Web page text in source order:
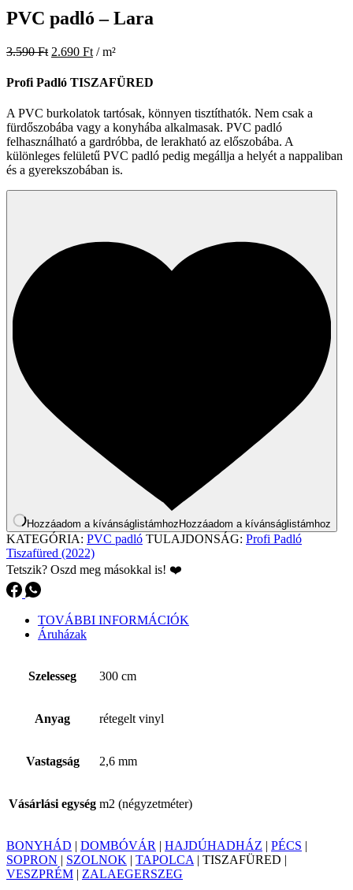
PVC padló – Lara
3.590Ft 2.690 Ft / m²
Profi Padló TISZAFÜRED
A PVC burkolatok tartósak, könnyen tisztíthatók. Nem csak a
fürdőszobába vagy a konyhába alkalmasak. PVC padló
felhasználható a gardróbba, de lerakható az előszobába. A
különleges felületű PVC padló pedig megállja a helyét a nappaliban
és a gyerekszobában is.
Hozzáadom a kívánságlistámhoz Hozzáadom a kívánságlistámhoz
KATEGÓRIA: PVC padló TULAJDONSÁG: Profi Padló
Tiszafüred (2022)
Tetszik? Oszd meg másokkal is! ❤️
TOVÁBBI INFORMÁCIÓK
Áruházak
Szelesseg 300 cm
Anyag rétegelt vinyl
Vastagság 2,6 mm
Vásárlási egység m2 (négyzetméter)
BONYHÁD | DOMBÓVÁR | HAJDÚHADHÁZ | PÉCS |
SOPRON | SZOLNOK | TAPOLCA | TISZAFÜRED |
VESZPRÉM | ZALAEGERSZEG